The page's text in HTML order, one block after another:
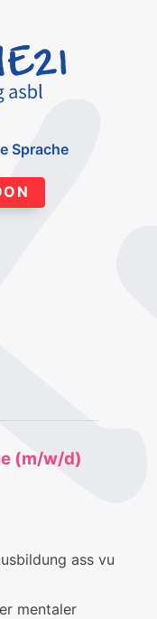
Sprache
(m/w/d)
ass vu
mentaler